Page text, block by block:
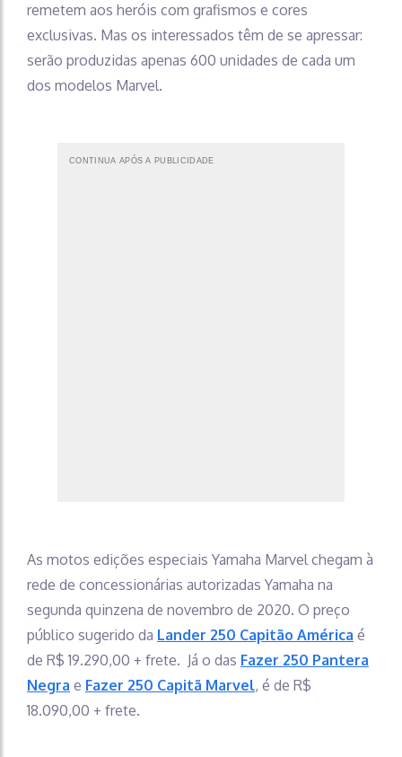
remetem aos heróis com grafismos e cores
exclusivas. Mas os interessados têm de se apressar:
serão produzidas apenas 600 unidades de cada um
dos modelos Marvel.
CONTINUA APÓS A PUBLICIDADE
As motos edições especiais Yamaha Marvel chegam à
rede de concessionárias autorizadas Yamaha na
segunda quinzena de novembro de 2020. O preço
público sugerido da Lander 250 Capitão América é
de R$ 19.290,00 + frete. Já o das Fazer 250 Pantera
Negra e Fazer 250 Capitã Marvel, é de R$
18.090,00 + frete.